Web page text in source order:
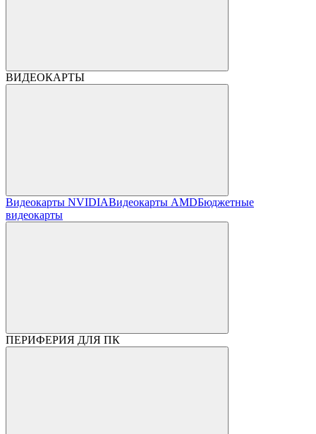
ВИДЕОКАРТЫ
Видеокарты NVIDIAВидеокарты AMDБюджетные
видеокарты
ПЕРИФЕРИЯ ДЛЯ ПК